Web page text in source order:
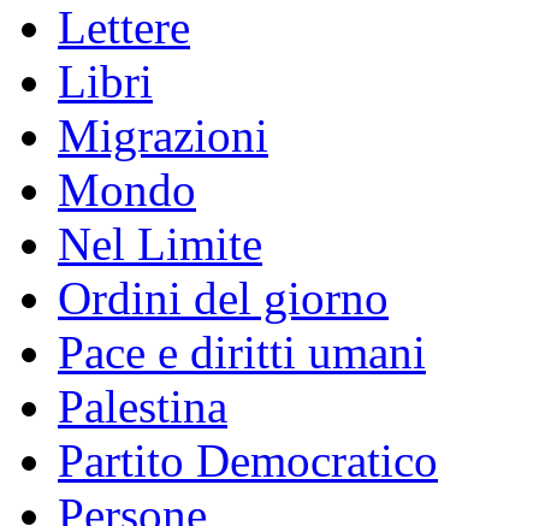
Lettere
Libri
Migrazioni
Mondo
Nel Limite
Ordini del giorno
Pace e diritti umani
Palestina
Partito Democratico
Persone